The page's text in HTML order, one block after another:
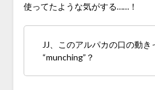
使ってたような気がする……！
JJ、このアルパカの口の動き
“munching”？